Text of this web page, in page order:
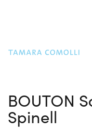
BOUTON
Spinell